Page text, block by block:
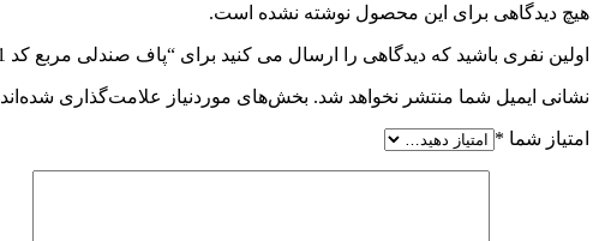
هیچ دیدگاهی برای این محصول نوشته نشده است.
اولین نفری باشید که دیدگاهی را ارسال می کنید برای “پاف صندلی مربع کد 030611”
نشانی ایمیل شما منتشر نخواهد شد. بخش‌های موردنیاز علامت‌گذاری شده‌اند
امتیاز شما *